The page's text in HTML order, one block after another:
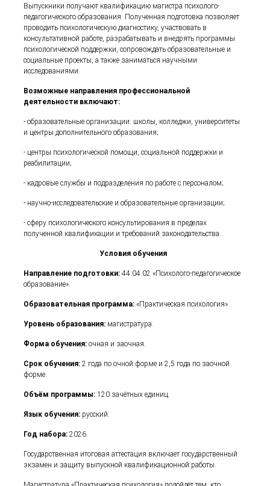
Выпускники получают квалификацию магистра психолого-
педагогического образования. Полученная подготовка позволяет
проводить психологическую диагностику, участвовать в
консультативной работе, разрабатывать и внедрять программы
психологической поддержки, сопровождать образовательные и
социальные проекты, а также заниматься научными
исследованиями.
Возможные направления профессиональной
деятельности включают:
- образовательные организации: школы, колледжи, университеты
и центры дополнительного образования;
- центры психологической помощи, социальной поддержки и
реабилитации;
- кадровые службы и подразделения по работе с персоналом;
- научно-исследовательские и образовательные организации;
- сферу психологического консультирования в пределах
полученной квалификации и требований законодательства.
Условия обучения
Направление подготовки:44.04.02 «Психолого-педагогическое
образование».
Образовательная программа: «Практическая психология».
Уровень образования: магистратура.
Форма обучения: очная и заочная.
Срок обучения: 2 года по очной форме и 2,5 года по заочной
форме.
Объём программы: 120 зачётных единиц.
Язык обучения: русский.
Год набора:2026.
Государственная итоговая аттестация включает государственный
экзамен и защиту выпускной квалификационной работы.